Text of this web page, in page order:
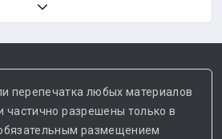
перепечатка любых материалов
частично разрешены только в
размещением